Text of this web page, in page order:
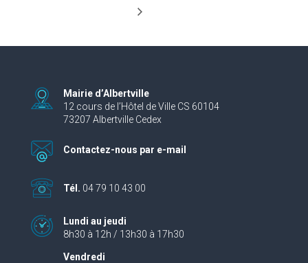
Mairie d’Albertville
12 cours de l’Hôtel de Ville CS 60104
73207 Albertville Cedex
Contactez-nous par e-mail
Tél. 04 79 10 43 00
Lundi au jeudi
8h30 à 12h / 13h30 à 17h30
Vendredi